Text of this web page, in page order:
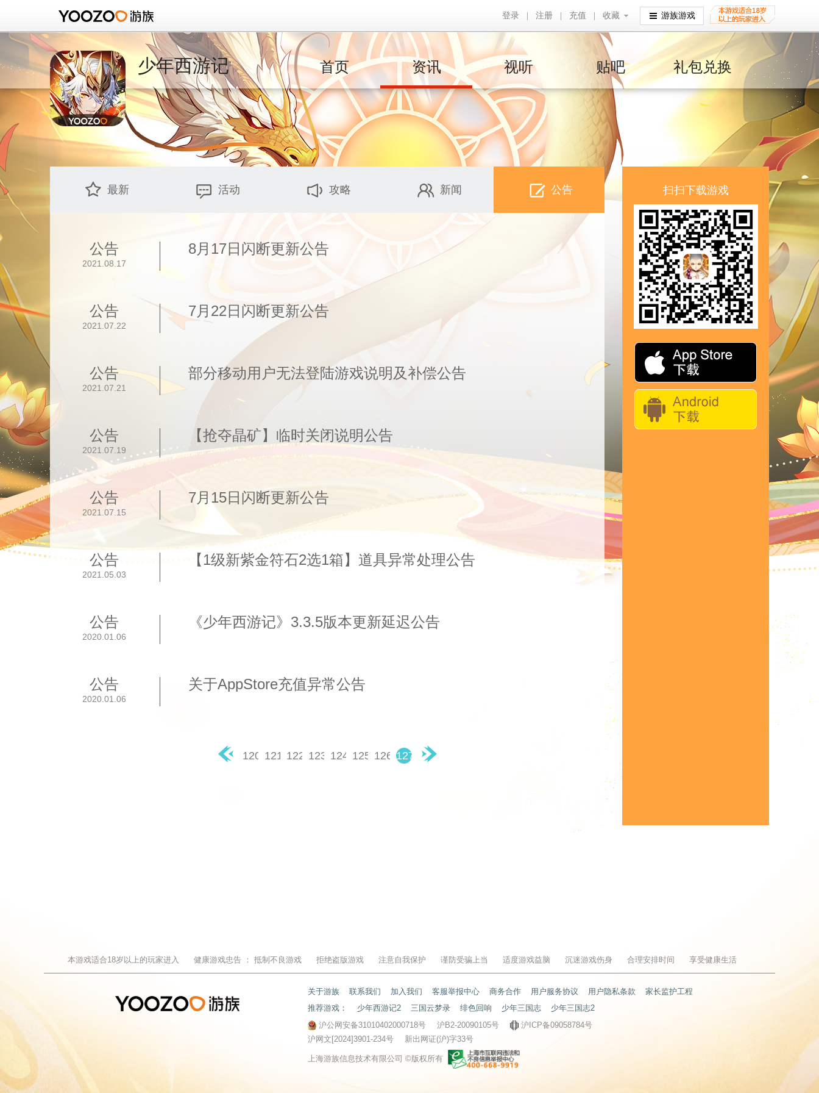
登录 注册 充值 收藏
收藏 游族游戏
少年西游记 首页 资讯 视听 贴吧 礼包兑换
最新 活动 攻略 新闻 公告
公告
2021.08.17
8月17日闪断更新公告
公告
2021.07.22
7月22日闪断更新公告
公告
2021.07.21
部分移动用户无法登陆游戏说明及补偿公告
公告
2021.07.19
【抢夺晶矿】临时关闭说明公告
公告
2021.07.15
7月15日闪断更新公告
公告
2021.05.03
【1级新紫金符石2选1箱】道具异常处理公告
公告
2020.01.06
《少年西游记》3.3.5版本更新延迟公告
公告
2020.01.06
关于AppStore充值异常公告
120 121 122 123 124 125 126 127
扫扫下载游戏
本游戏适合18岁以上的玩家进入 健康游戏忠告 ： 抵制不良游戏 拒绝盗版游戏 注意自我保护 谨防受骗上当 适度游戏益脑 沉迷游戏伤身 合理安排时间 享受健康生活
关于游族 联系我们 加入我们 客服举报中心 商务合作 用户服务协议 用户隐私条款
家长监护工程
推荐游戏：
少年西游记2 三国云梦录 绯色回响 少年三国志
少年三国志2
沪公网安备31010402000718号
沪B2-20090105号
沪ICP备09058784号
沪网文[2024]3901-234号
新出网证(沪)字33号
上海游族信息技术有限公司 ©版权所有